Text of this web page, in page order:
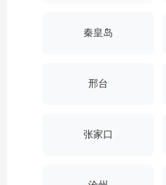
秦皇岛
邢台
张家口